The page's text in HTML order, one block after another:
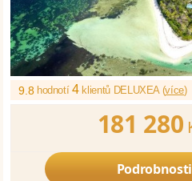
9.8 hodnotí4klientů DELUXEA (více)
181 280